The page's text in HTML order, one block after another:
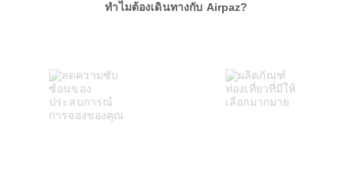
ทำไมต้องเดินทางกับ Airpaz?